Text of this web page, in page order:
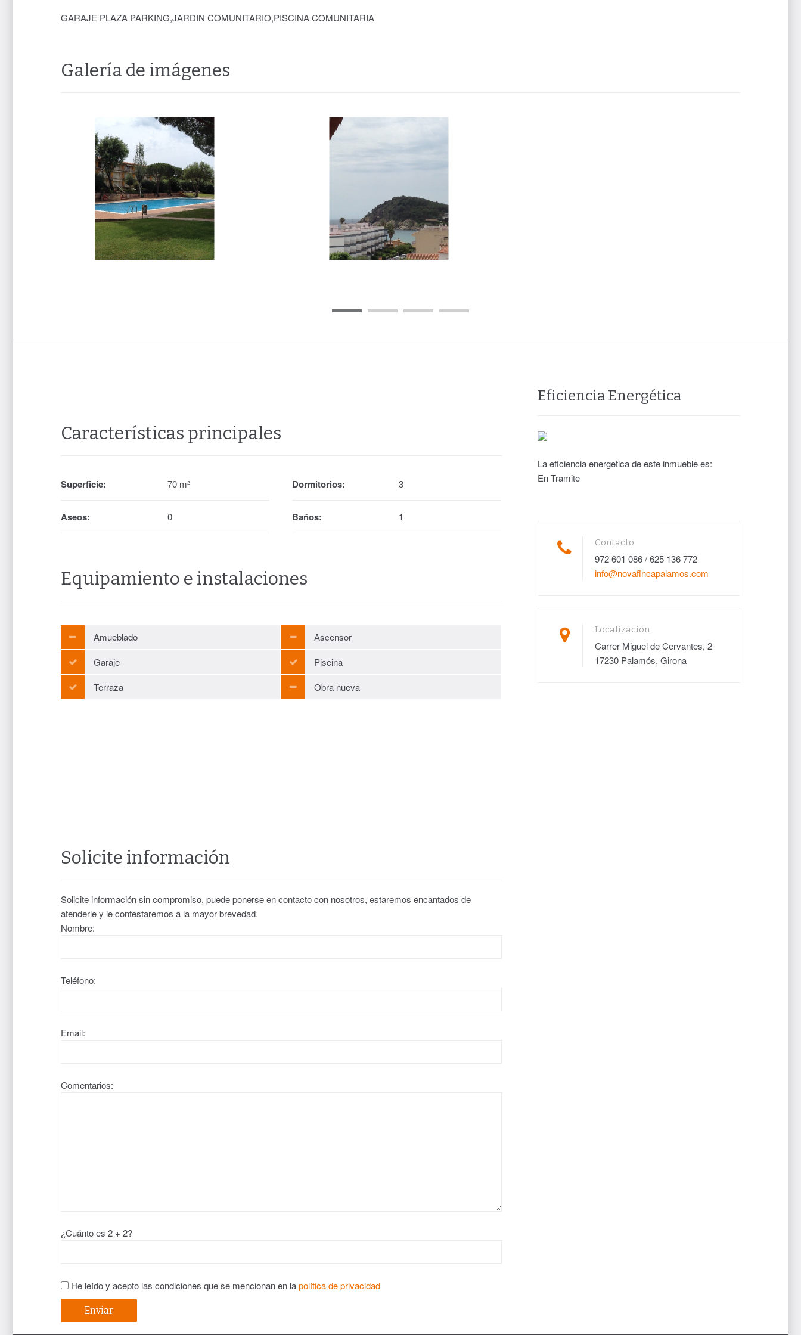
GARAJE PLAZA PARKING,JARDIN COMUNITARIO,PISCINA COMUNITARIA
Galería de imágenes
Características principales
Superficie: 70 m² Dormitorios: 3
Aseos: 0 Baños: 1
Equipamiento e instalaciones
Amueblado
Ascensor
Garaje
Piscina
Terraza
Obra nueva
Eficiencia Energética
La eficiencia energetica de este inmueble es:
En Tramite
Contacto
972 601 086 / 625 136 772
info@novafincapalamos.com
Localización
Carrer Miguel de Cervantes, 2
17230 Palamós, Girona
Solicite información
Solicite información sin compromiso, puede ponerse en contacto con nosotros, estaremos encantados de
atenderle y le contestaremos a la mayor brevedad.
Nombre:
Teléfono:
Email:
Comentarios:
¿Cuánto es 2 + 2?
He leído y acepto las condiciones que se mencionan en lapolítica de privacidad